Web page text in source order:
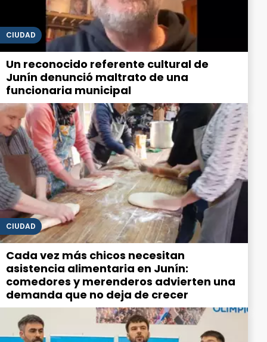
CIUDAD
Un reconocido referente cultural de
Junín denunció maltrato de una
funcionaria municipal
CIUDAD
Cada vez más chicos necesitan
asistencia alimentaria en Junín:
comedores y merenderos advierten una
demanda que no deja de crecer